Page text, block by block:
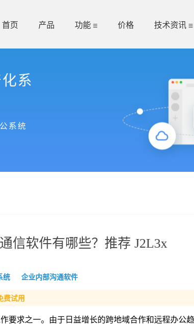
首页 产品 功能 价格 技术资讯
系
系统
信软件有哪些？推荐 J2L3x
统 企业内部沟通软件
费试用
要求之一。由于日益增长的跨地域合作和远程办公